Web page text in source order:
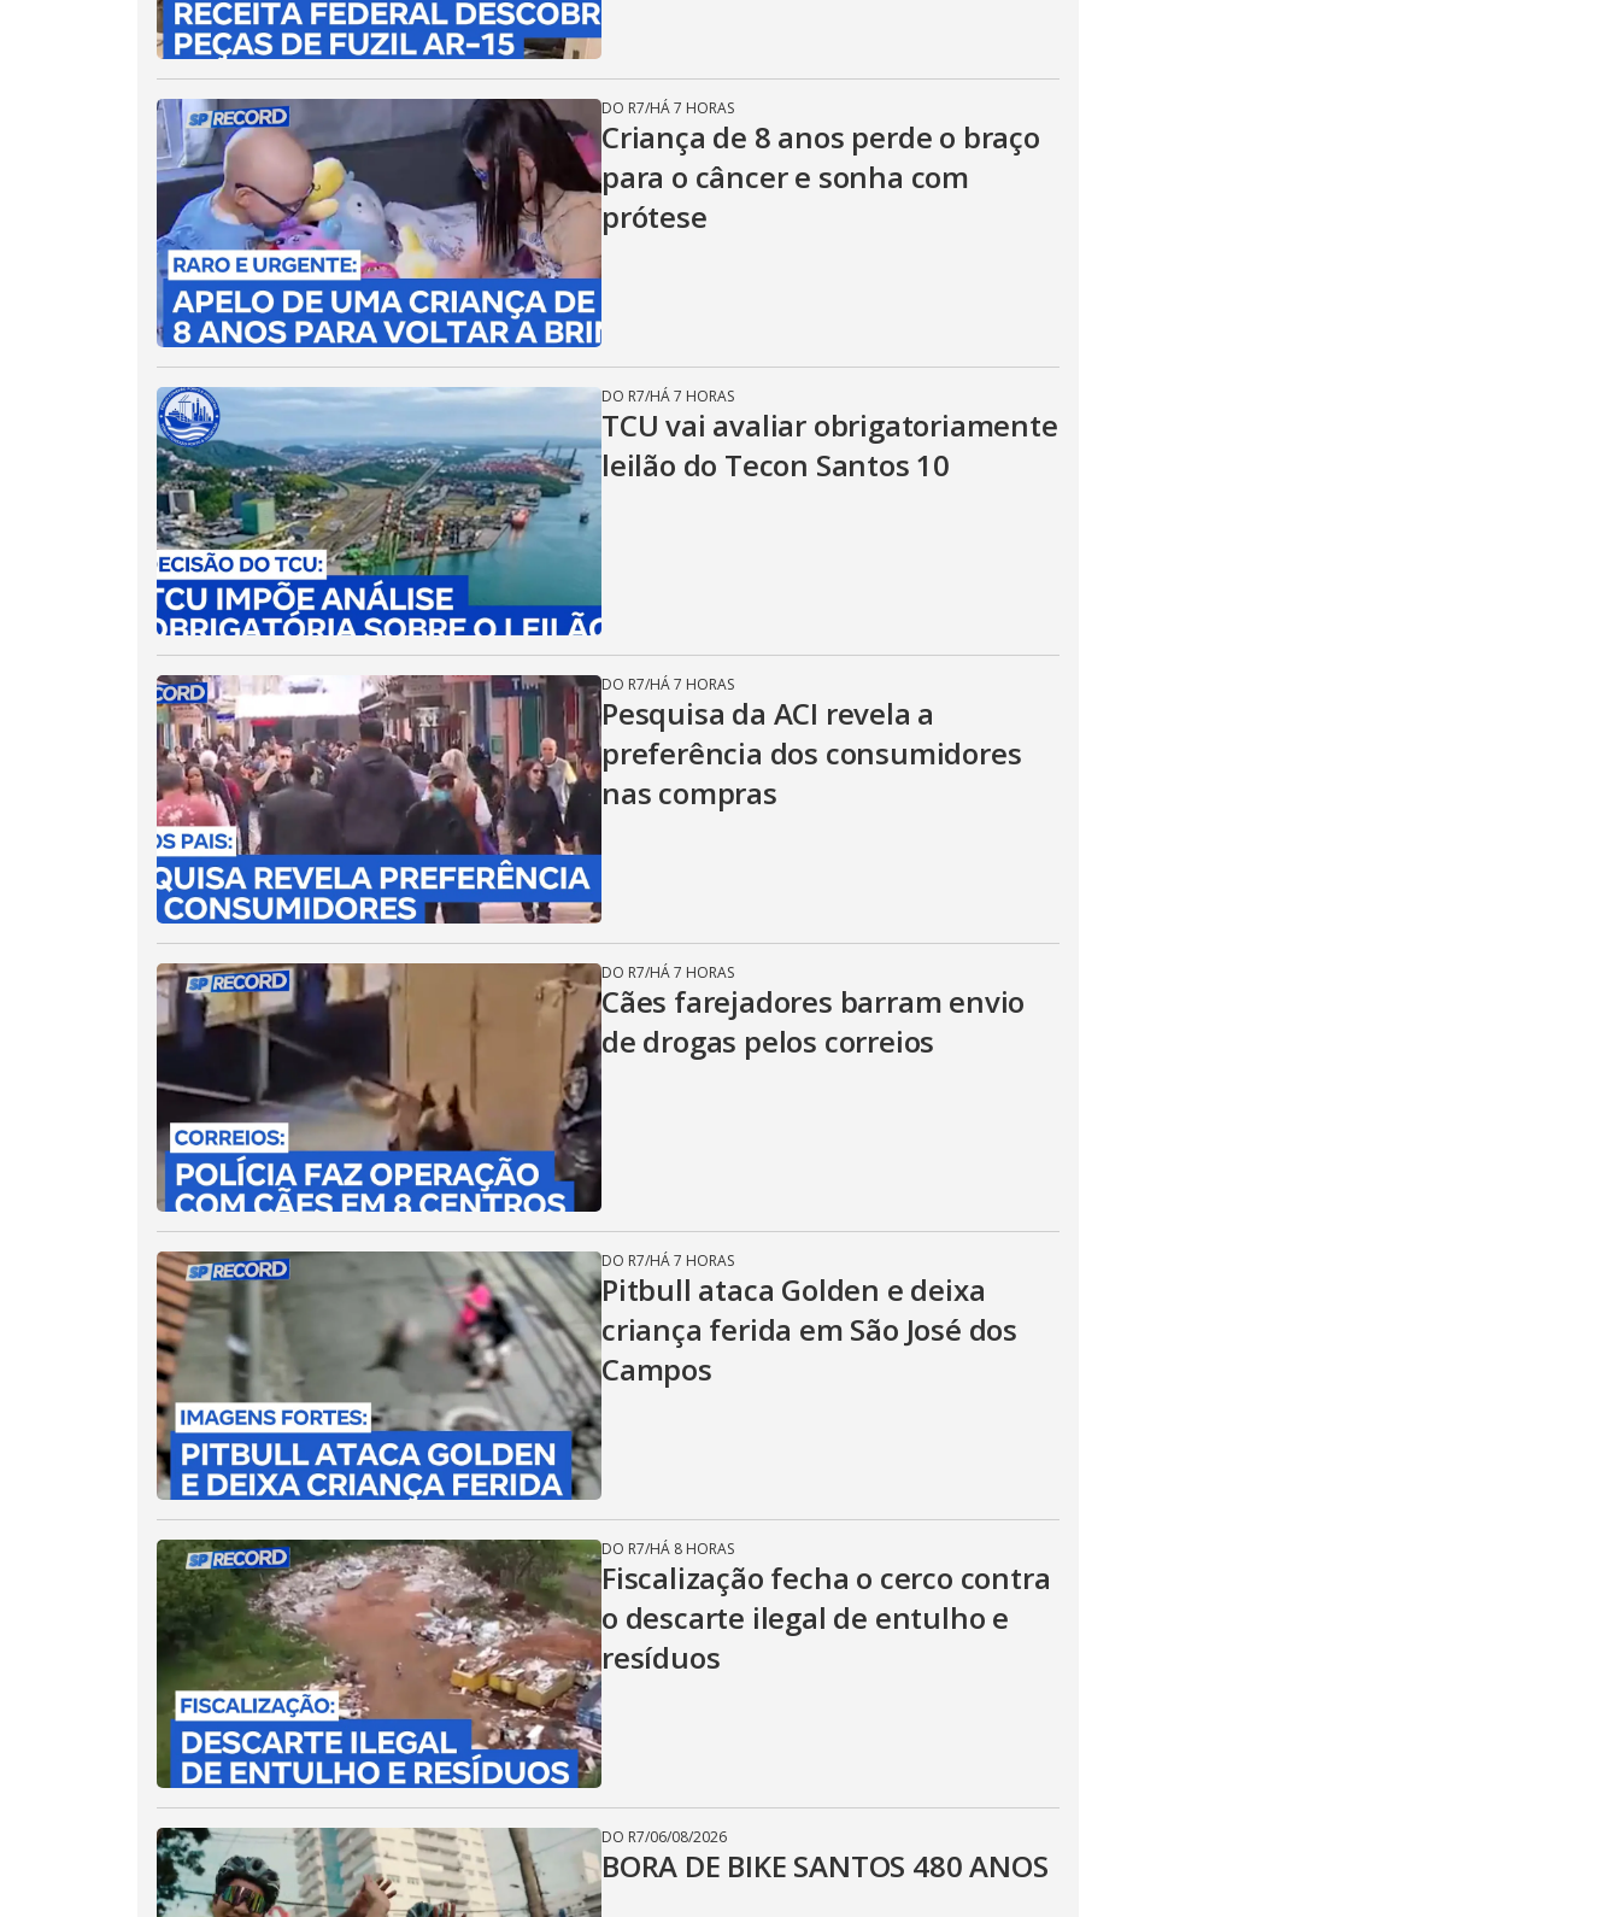
DO R7/HÁ 7 HORAS
Criança de 8 anos perde o braço
para o câncer e sonha com
prótese
DO R7/HÁ 7 HORAS
TCU vai avaliar obrigatoriamente
leilão do Tecon Santos 10
DO R7/HÁ 7 HORAS
Pesquisa da ACI revela a
preferência dos consumidores
nas compras
DO R7/HÁ 7 HORAS
Cães farejadores barram envio
de drogas pelos correios
DO R7/HÁ 7 HORAS
Pitbull ataca Golden e deixa
criança ferida em São José dos
Campos
DO R7/HÁ 8 HORAS
Fiscalização fecha o cerco contra
o descarte ilegal de entulho e
resíduos
DO R7/06/08/2026
BORA DE BIKE SANTOS 480 ANOS